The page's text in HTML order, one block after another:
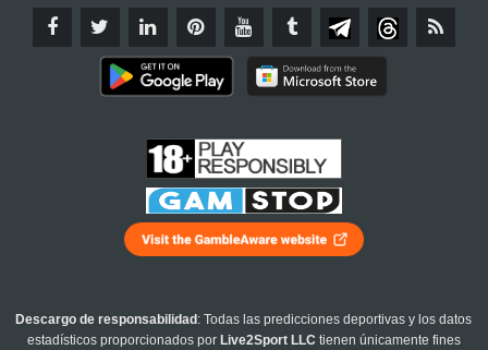
Descargo de responsabilidad : Todas las predicciones deportivas y los datos
estadísticos proporcionados por Live2Sport LLC tienen únicamente fines